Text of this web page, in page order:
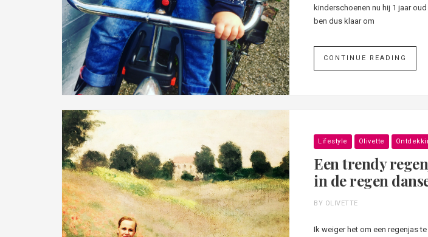
kinderschoenen nu hij 1 jaar
ben dus klaar om
CONTINUE READING
Lifestyle Olivette
Een trendy
in de regen
BY OLIVETTE
Ik weiger het om een regenjas